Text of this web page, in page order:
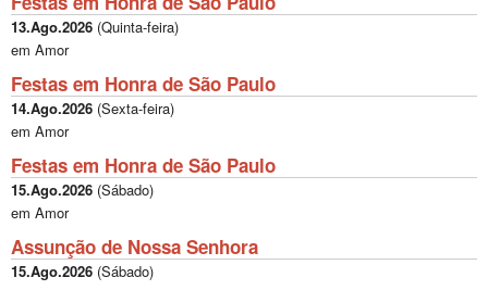
13.Ago.2026 (Quinta-feira)
em Amor
Festas em Honra de São Paulo
14.Ago.2026 (Sexta-feira)
em Amor
Festas em Honra de São Paulo
15.Ago.2026 (Sábado)
em Amor
Assunção de Nossa Senhora
15.Ago.2026 (Sábado)